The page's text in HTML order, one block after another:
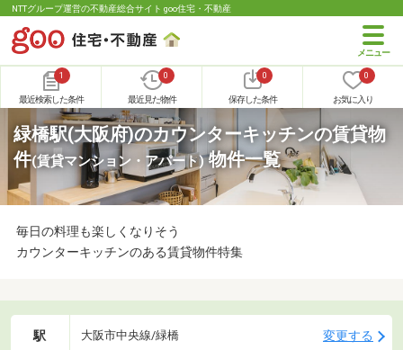
NTTグループ運営の不動産総合サイト goo住宅・不動産
1
最近検索した条件
0
最近見た物件
0
保存した条件
0
お気に入り
緑橋駅(大阪府)のカウンターキッチンの賃貸物
件(賃貸マンション・アパート)物件一覧
毎日の料理も楽しくなりそう
カウンターキッチンのある賃貸物件特集
駅 大阪市中央線/緑橋 変更する